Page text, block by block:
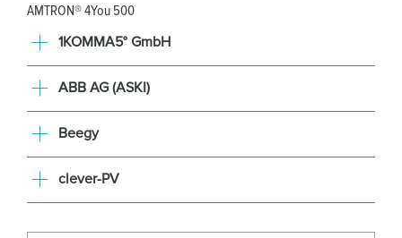
AMTRON® 4You 500
1KOMMA5° GmbH
ABB AG (ASKI)
Beegy
clever-PV